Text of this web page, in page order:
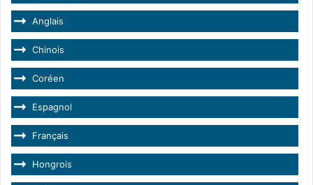
Anglais
Chinois
Coréen
Espagnol
Français
Hongrois